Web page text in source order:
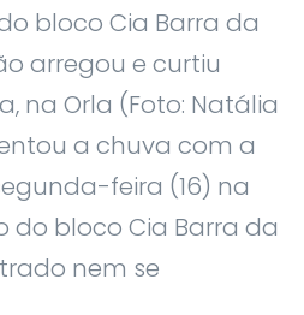
bloco Cia Barra da
arregou e curtiu
na Orla (Foto: Natália
a chuva com a
feira (16) na
do bloco Cia Barra da
nem se